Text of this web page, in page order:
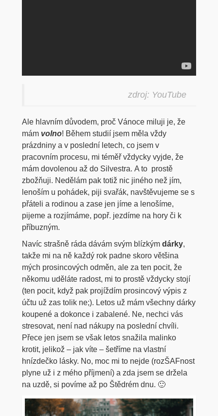
zdroj: YouTube
Ale hlavním důvodem, proč Vánoce miluji je, že
mám volno! Během studií jsem měla vždy
prázdniny a v poslední letech, co jsem v
pracovním procesu, mi téměř vždycky vyjde, že
mám dovolenou až do Silvestra. A to prostě
zbožňuji. Nedělám pak totiž nic jiného než jím,
lenoším u pohádek, piji svařák, navštěvujeme se s
přáteli a rodinou a zase jen jíme a lenošíme,
pijeme a rozjímáme, popř. jezdíme na hory či k
příbuzným.
Navíc strašně ráda dávám svým blízkým dárky,
takže mi na ně každý rok padne skoro většina
mých prosincových odměn, ale za ten pocit, že
někomu uděláte radost, mi to prostě vždycky stojí
(ten pocit, když pak projíždím prosincový výpis z
účtu už zas tolik ne;). Letos už mám všechny dárky
koupené a dokonce i zabalené. Ne, nechci vás
stresovat, není nad nákupy na poslední chvíli.
Přece jen jsem se však letos snažila malinko
krotit, jelikož – jak víte – šetříme na vlastní
hnízdečko lásky. No, moc mi to nejde (rozŠAFnost
plyne už i z mého příjmení) a zda jsem se držela
na uzdě, si povíme až po Štědrém dnu. 🙂